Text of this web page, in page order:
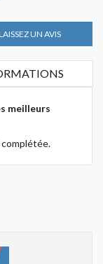
UN AVIS
meilleurs
complétée.